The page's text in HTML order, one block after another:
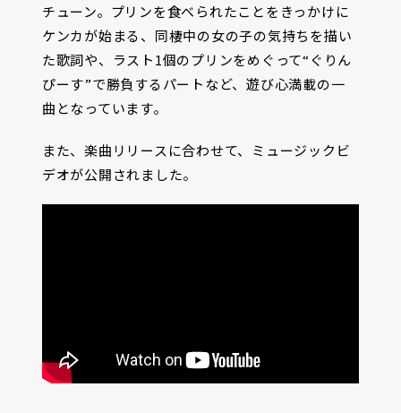
チューン。プリンを食べられたことをきっかけに
ケンカが始まる、同棲中の女の子の気持ちを描い
た歌詞や、ラスト1個のプリンをめぐって“ぐりん
ぴーす”で勝負するパートなど、遊び心満載の一
曲となっています。
また、楽曲リリースに合わせて、ミュージックビ
デオが公開されました。